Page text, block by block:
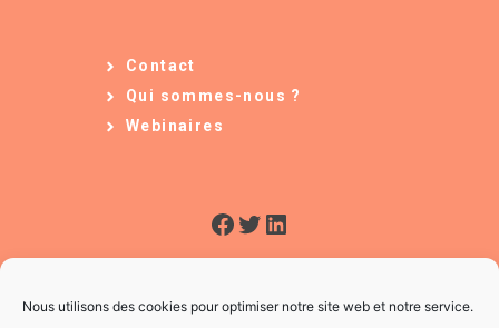
Nous utilisons des cookies pour optimiser notre site web et notre service.
Contact
Qui sommes-nous ?
Webinaires
Facebook
Twitter
LinkedIn